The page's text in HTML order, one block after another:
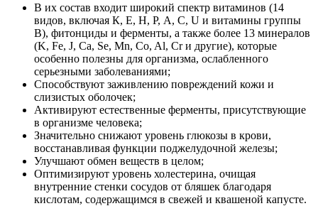
В их состав входит широкий спектр витаминов (14
видов, включая К, Е, Н, Р, А, С, U и витамины группы
В), фитонциды и ферменты, а также более 13 минералов
(K, Fe, J, Ca, Se, Mn, Co, Al, Cr и другие), которые
особенно полезны для организма, ослабленного
серьезными заболеваниями;
Способствуют заживлению повреждений кожи и
слизистых оболочек;
Активируют естественные ферменты, присутствующие
в организме человека;
Значительно снижают уровень глюкозы в крови,
восстанавливая функции поджелудочной железы;
Улучшают обмен веществ в целом;
Оптимизируют уровень холестерина, очищая
внутренние стенки сосудов от бляшек благодаря
кислотам, содержащимся в свежей и квашеной капусте.